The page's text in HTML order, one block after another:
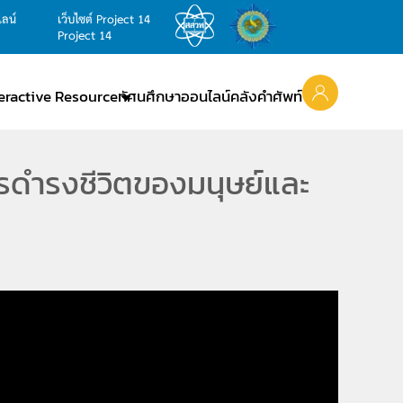
ลน์
เว็บไซต์ Project 14
Project 14
Resourceทัศนศึกษาออนไลน์คลังคำศัพท์
ดำรงชีวิตของมนุษย์และ